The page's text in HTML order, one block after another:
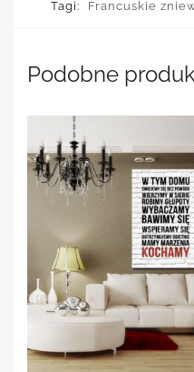
Tagi:
Francuskie
Podobne